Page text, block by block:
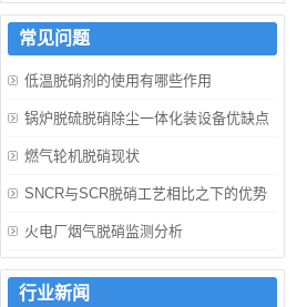
常见问题
低温脱硝剂的使用有哪些作用
锅炉脱硫脱硝除尘一体化装设备优缺点
燃气轮机脱硝现状
SNCR与SCR脱硝工艺相比之下的优势
火电厂烟气脱硝监测分析
行业新闻